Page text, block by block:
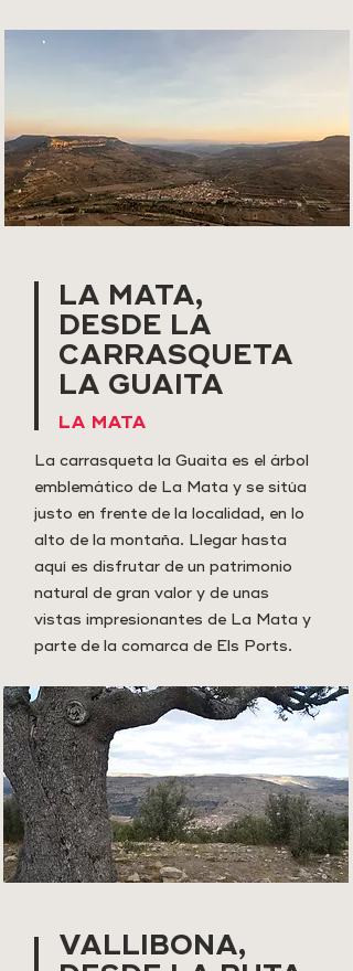
LA MATA,
DESDE LA
CARRASQUETA
LA GUAITA
LA MATA
La carrasqueta la Guaita es el árbol
emblemático de La Mata y se sitúa
justo en frente de la localidad, en lo
alto de la montaña. Llegar hasta
aquí es disfrutar de un patrimonio
natural de gran valor y de unas
vistas impresionantes de La Mata y
parte de la comarca de Els Ports.
VALLIBONA,